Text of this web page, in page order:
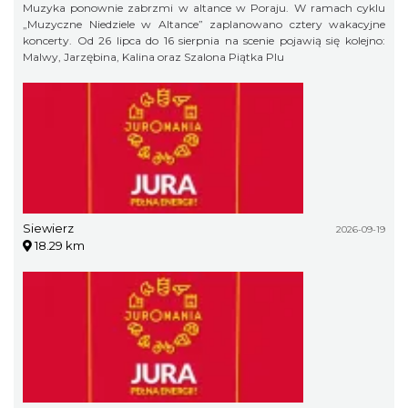
Muzyka ponownie zabrzmi w altance w Poraju. W ramach cyklu
„Muzyczne Niedziele w Altance” zaplanowano cztery wakacyjne
koncerty. Od 26 lipca do 16 sierpnia na scenie pojawią się kolejno:
Malwy, Jarzębina, Kalina oraz Szalona Piątka Plu
Siewierz 2026-09-19
18.29 km